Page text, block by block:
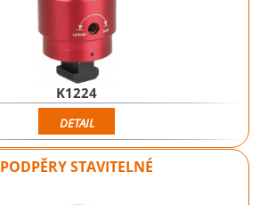
K1224
DETAIL
PODPĚRY STAVITELNÉ